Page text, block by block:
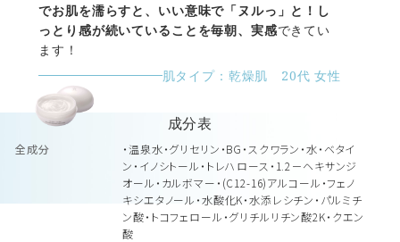
でお肌を濡らすと、いい意味で「ヌルっ」と！し
っとり感が続いていることを毎朝、実感できてい
ます！
肌タイプ：乾燥肌 20代 女性
成分表
全成分
・温泉水・グリセリン・BG・スクワラン・水・ベタイ
ン・イノシトール・トレハロース・1.2－ヘキサンジ
オール・カルボマー・(C12-16)アルコール・フェノ
キシエタノール・水酸化K・水添レシチン・パルミチ
ン酸・トコフェロール・グリチルリチン酸2K・クエン
酸